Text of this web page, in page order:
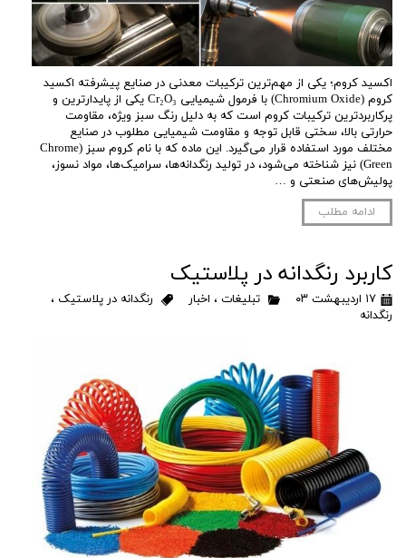
اکسید کروم؛ یکی از مهم‌ترین ترکیبات معدنی در صنایع پیشرفته اکسید
کروم (Chromium Oxide) با فرمول شیمیایی Cr₂O₃ یکی از پایدارترین و
پرکاربردترین ترکیبات کروم است که به دلیل رنگ سبز ویژه، مقاومت
حرارتی بالا، سختی قابل توجه و مقاومت شیمیایی مطلوب در صنایع
مختلف مورد استفاده قرار می‌گیرد. این ماده که با نام کروم سبز (Chrome
Green) نیز شناخته می‌شود، در تولید رنگدانه‌ها، سرامیک‌ها، مواد نسوز،
پولیش‌های صنعتی و …
ادامه مطلب
کاربرد رنگدانه در پلاستیک
۱۷ اردیبهشت ۰۳ تبلیغات ، اخبار رنگدانه در پلاستیک ،
رنگدانه